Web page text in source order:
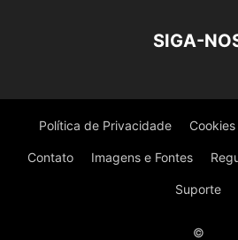
SIGA-
Política de Privacidade Cookies
Contato Imagens e Fontes
Suporte
©